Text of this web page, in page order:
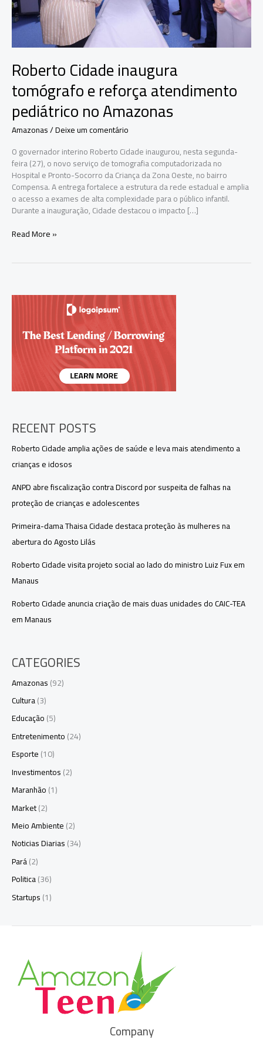
Roberto Cidade inaugura
tomógrafo e reforça atendimento
pediátrico no Amazonas
Amazonas/Deixe um comentário
O governador interino Roberto Cidade inaugurou, nesta segunda-
feira (27), o novo serviço de tomografia computadorizada no
Hospital e Pronto-Socorro da Criança da Zona Oeste, no bairro
Compensa. A entrega fortalece a estrutura da rede estadual e amplia
o acesso a exames de alta complexidade para o público infantil.
Durante a inauguração, Cidade destacou o impacto […]
Roberto
reforça
Amazonas
Read More »
RECENT POSTS
Roberto Cidade amplia ações de saúde e leva mais atendimento a
crianças e idosos
ANPD abre fiscalização contra Discord por suspeita de falhas na
proteção de crianças e adolescentes
Primeira-dama Thaisa Cidade destaca proteção às mulheres na
abertura do Agosto Lilás
Roberto Cidade visita projeto social ao lado do ministro Luiz Fux em
Manaus
Roberto Cidade anuncia criação de mais duas unidades do CAIC-TEA
em Manaus
CATEGORIES
Amazonas(92)
Cultura(3)
Educação(5)
Entretenimento(24)
Esporte(10)
Investimentos(2)
Maranhão(1)
Market(2)
Meio Ambiente(2)
Noticias Diarias(34)
Pará(2)
Politica(36)
Startups(1)
Company